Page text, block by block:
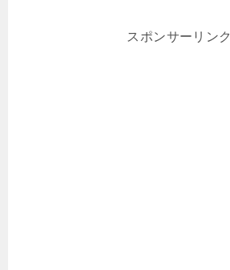
スポンサーリンク